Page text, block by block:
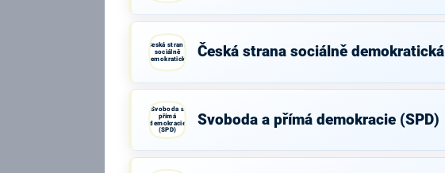
Česká strana
sociálně
demokratická
Česká strana sociálně demokratická
Svoboda a
přímá
demokracie
(SPD)
Svoboda a přímá demokracie (SPD)